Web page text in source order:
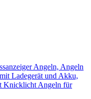
Angeln, Angeln
Ladegerät und Akku,
Knicklicht Angeln für